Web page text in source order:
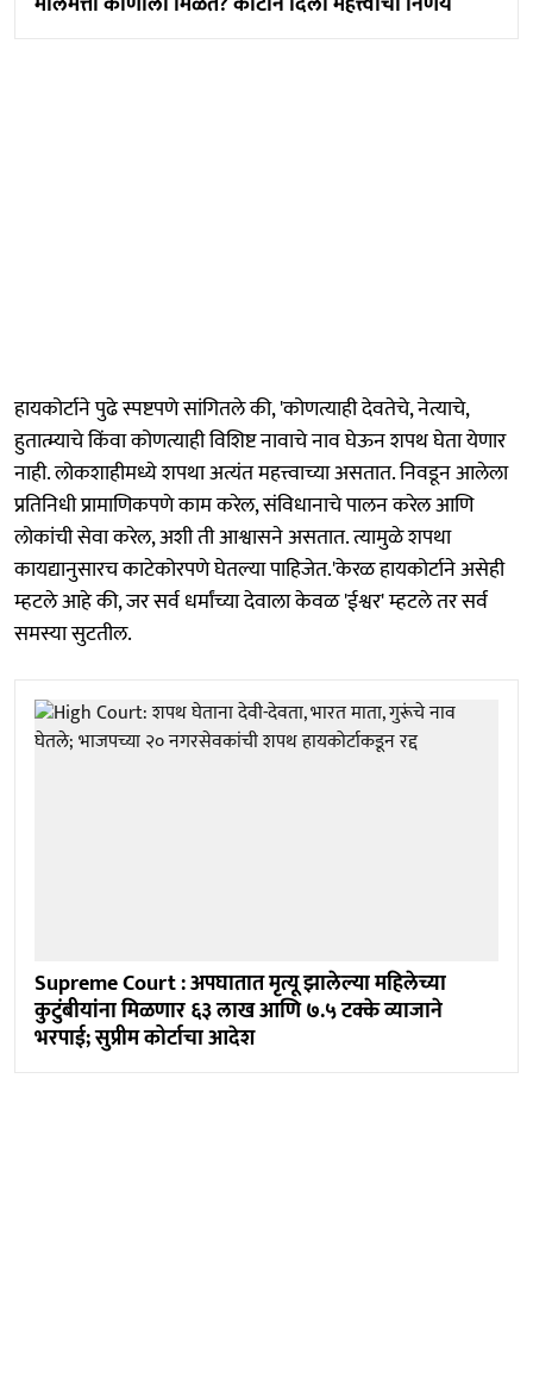
हायकोर्टाने पुढे स्पष्टपणे सांगितले की, 'कोणत्याही देवतेचे, नेत्याचे,
हुतात्म्याचे किंवा कोणत्याही विशिष्ट नावाचे नाव घेऊन शपथ घेता येणार
नाही. लोकशाहीमध्ये शपथा अत्यंत महत्त्वाच्या असतात. निवडून आलेला
प्रतिनिधी प्रामाणिकपणे काम करेल, संविधानाचे पालन करेल आणि
लोकांची सेवा करेल, अशी ती आश्वासने असतात. त्यामुळे शपथा
कायद्यानुसारच काटेकोरपणे घेतल्या पाहिजेत.'केरळ हायकोर्टाने असेही
म्हटले आहे की, जर सर्व धर्मांच्या देवाला केवळ 'ईश्वर' म्हटले तर सर्व
समस्या सुटतील.
Supreme Court : अपघातात मृत्यू झालेल्या महिलेच्या
कुटुंबीयांना मिळणार ६३ लाख आणि ७.५ टक्के व्याजाने
भरपाई; सुप्रीम कोर्टाचा आदेश